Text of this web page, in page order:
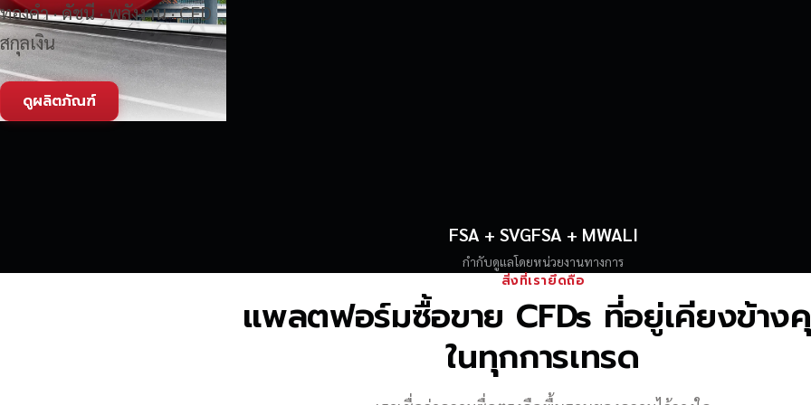
ทองคำ · ดัชนี · พลังงาน · CFD
สกุลเงิน
ดูผลิตภัณฑ์
FSA + SVGFSA + MWALI
กำกับดูแลโดยหน่วยงานทางการ
สิ่งที่เรายึดถือ
แพลตฟอร์มซื้อขาย CFDs ที่อยู่เคียงข้า
ในทุกการเทรด